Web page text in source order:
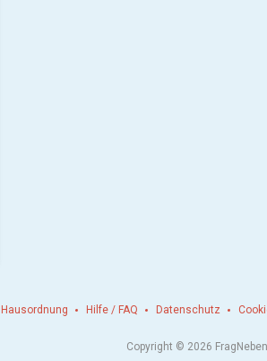
Hausordnung Hilfe / FAQ Datenschutz
Copyright © 2026